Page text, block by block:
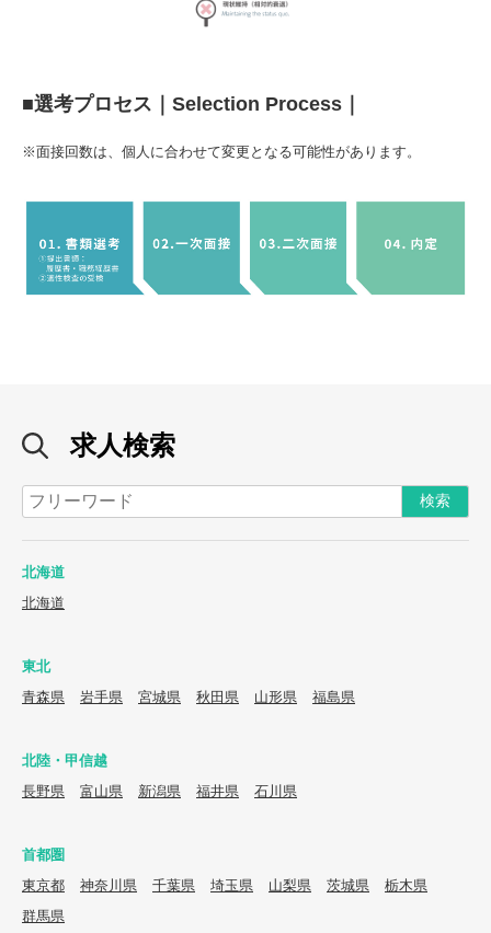
■選考プロセス｜Selection Process｜
※面接回数は、個人に合わせて変更となる可能性があります。
求人検索
北海道
北海道
東北
青森県
岩手県 宮城県 秋田県 山形県 福島県
北陸・甲信越
長野県
富山県 新潟県 福井県 石川県
首都圏
東京都
神奈川県 千葉県 埼玉県 山梨県 茨城県
栃木県
群馬県